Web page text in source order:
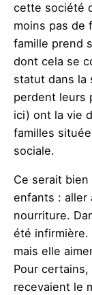
cette société
moins pas de
famille prend
dont cela se
statut dans la
perdent leurs
ici) ont la vie
familles
sociale.
Ce serait
enfants : aller
nourriture.
été infirmière.
mais elle
Pour certains,
recevaient le